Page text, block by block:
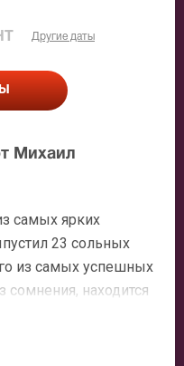
Другие даты
Михаил
самых ярких
23 сольных
из самых успешных
сомнения, находится
Олимпа.